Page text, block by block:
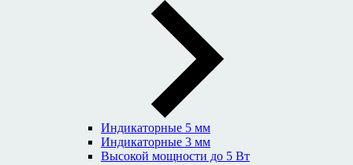
Индикаторные 5 мм
Индикаторные 3 мм
Высокой мощности до 5 Вт